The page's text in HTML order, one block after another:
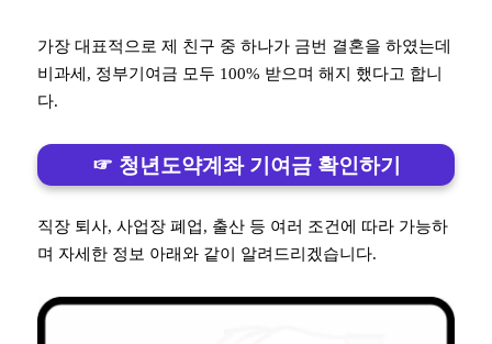
가장 대표적으로 제 친구 중 하나가 금번 결혼을 하였는데
비과세, 정부기여금 모두 100% 받으며 해지 했다고 합니
다.
☞ 청년도약계좌 기여금 확인하기
직장 퇴사, 사업장 폐업, 출산 등 여러 조건에 따라 가능하
며 자세한 정보 아래와 같이 알려드리겠습니다.